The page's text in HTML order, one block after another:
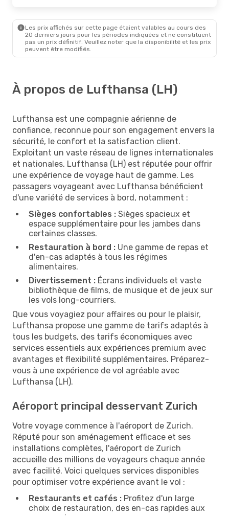
Les prix affichés sur cette page étaient valables au cours des
20 derniers jours pour les périodes indiquées et ne constituent
pas un prix définitif. Veuillez noter que la disponibilité et les prix
peuvent être modifiés.
À propos de Lufthansa (LH)
Lufthansa est une compagnie aérienne de
confiance, reconnue pour son engagement envers la
sécurité, le confort et la satisfaction client.
Exploitant un vaste réseau de lignes internationales
et nationales, Lufthansa (LH) est réputée pour offrir
une expérience de voyage haut de gamme. Les
passagers voyageant avec Lufthansa bénéficient
d'une variété de services à bord, notamment :
Sièges confortables : Sièges spacieux et
espace supplémentaire pour les jambes dans
certaines classes.
Restauration à bord : Une gamme de repas et
d'en-cas adaptés à tous les régimes
alimentaires.
Divertissement : Écrans individuels et vaste
bibliothèque de films, de musique et de jeux sur
les vols long-courriers.
Que vous voyagiez pour affaires ou pour le plaisir,
Lufthansa propose une gamme de tarifs adaptés à
tous les budgets, des tarifs économiques avec
services essentiels aux expériences premium avec
avantages et flexibilité supplémentaires. Préparez-
vous à une expérience de vol agréable avec
Lufthansa (LH).
Aéroport principal desservant Zurich
Votre voyage commence à l'aéroport de Zurich.
Réputé pour son aménagement efficace et ses
installations complètes, l'aéroport de Zurich
accueille des millions de voyageurs chaque année
avec facilité. Voici quelques services disponibles
pour optimiser votre expérience avant le vol :
Restaurants et cafés : Profitez d'un large
choix de restauration, des en-cas rapides aux